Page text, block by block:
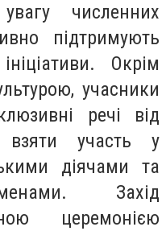
численних
підтримують
Окрім
учасники
речі від
взяти участь у
діячами та
Захід
церемонією